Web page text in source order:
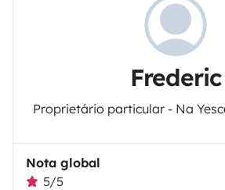
Frederic
Proprietário particular - Na
Nota global
5/5